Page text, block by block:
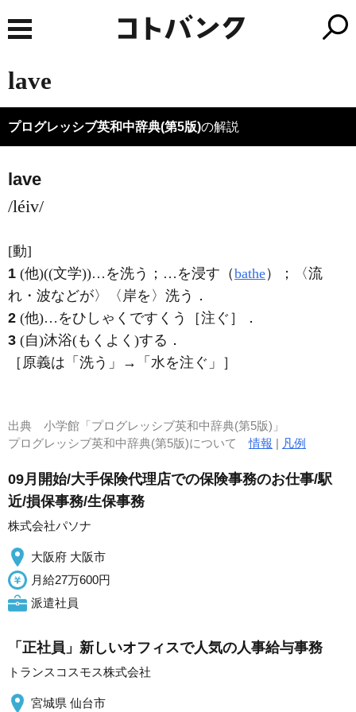
lave
プログレッシブ英和中辞典(第5版)の解説
lave
/léiv/
[動]
1 (他)((文学))…を洗う；…を浸す（bathe）；〈流
れ・波などが〉〈岸を〉洗う ．
2 (他)…をひしゃくですくう［注ぐ］
．
3 (自)沐浴(もくよく)する ．
［原義は「洗う」→「水を注ぐ」］
出典 小学館「プログレッシブ英和中辞典(第5版)」
プログレッシブ英和中辞典(第5版)について情報 | 凡例
09月開始/大手保険代理店での保険事務のお仕事/駅
近/損保事務/生保事務
株式会社パソナ
大阪府 大阪市
月給27万600円
派遣社員
「正社員」新しいオフィスで人気の人事給与事務
トランスコスモス株式会社
宮城県 仙台市